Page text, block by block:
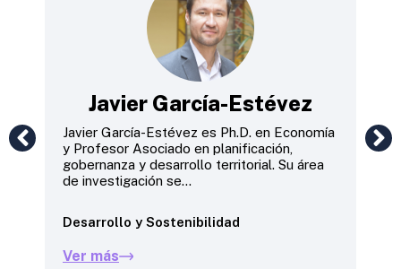
Javier García-Estévez
Javier García-Estévez es Ph.D. en Economía
y Profesor Asociado en planificación,
gobernanza y desarrollo territorial. Su área
de investigación se...
Desarrollo y Sostenibilidad
Ver más